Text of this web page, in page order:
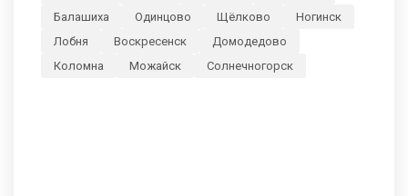
Балашиха
Одинцово Щёлково
Ногинск
Лобня
Воскресенск
Домодедово
Коломна
Можайск Солнечногорск